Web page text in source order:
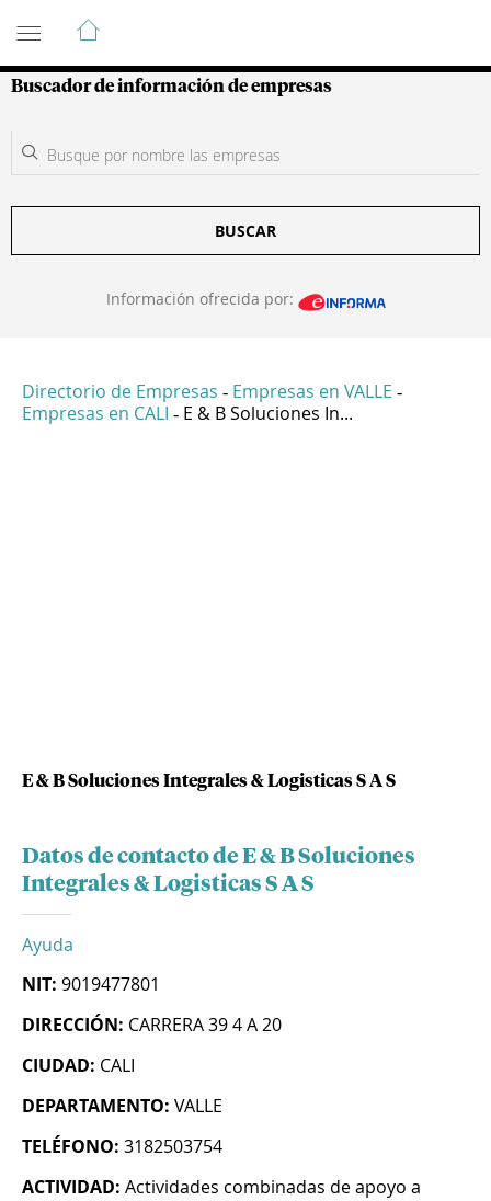
Guía de Empresas Colombianas
Buscador de información de empresas
BUSCAR
Información ofrecida por:
Directorio de Empresas - Empresas en VALLE -
Empresas en CALI - E & B Soluciones In...
E & B Soluciones Integrales & Logisticas S A S
Datos de contacto de E & B Soluciones
Integrales & Logisticas S A S
Ayuda
NIT: 9019477801
DIRECCIÓN: CARRERA 39 4 A 20
CIUDAD: CALI
DEPARTAMENTO: VALLE
TELÉFONO: 3182503754
ACTIVIDAD: Actividades combinadas de apoyo a